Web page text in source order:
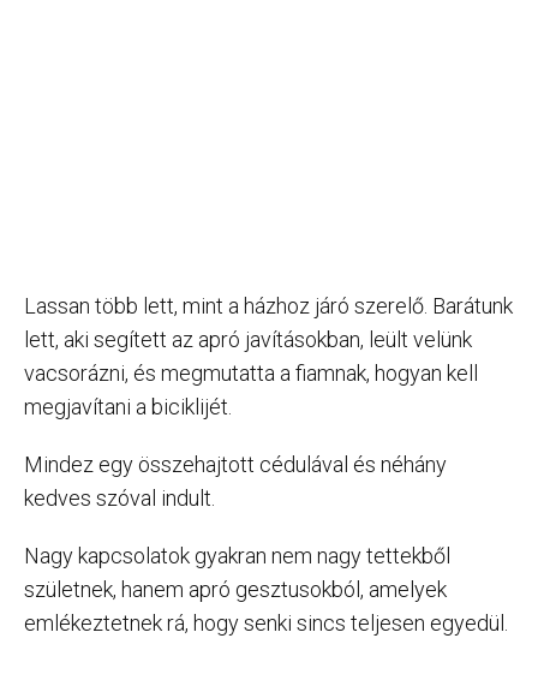
Lassan több lett, mint a házhoz járó szerelő. Barátunk
lett, aki segített az apró javításokban, leült velünk
vacsorázni, és megmutatta a fiamnak, hogyan kell
megjavítani a biciklijét.
Mindez egy összehajtott cédulával és néhány
kedves szóval indult.
Nagy kapcsolatok gyakran nem nagy tettekből
születnek, hanem apró gesztusokból, amelyek
emlékeztetnek rá, hogy senki sincs teljesen egyedül.